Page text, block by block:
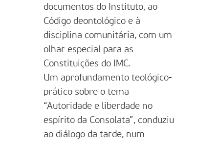
documentos do Instituto, ao
Código deontológico e à
disciplina comunitária, com um
olhar especial para as
Constituições do IMC.
Um aprofundamento teológico-
prático sobre o tema
“Autoridade e liberdade no
espírito da Consolata”, conduziu
ao diálogo da tarde, num